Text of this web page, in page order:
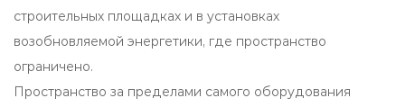
строительных площадках и в установках
возобновляемой энергетики, где пространство
ограничено.
Пространство за пределами самого оборудования